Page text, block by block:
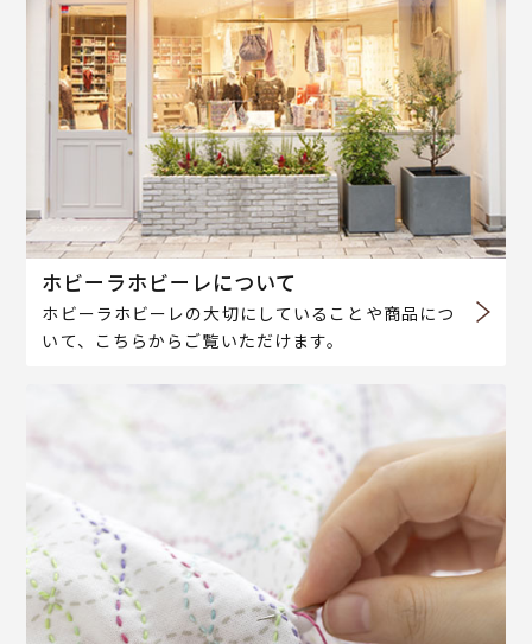
ホビーラホビーレについて
ホビーラホビーレの大切にしていることや商品につ
いて、こちらからご覧いただけます。